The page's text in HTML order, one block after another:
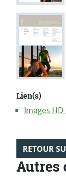
Lien(s)
Images
RETOUR
Autres